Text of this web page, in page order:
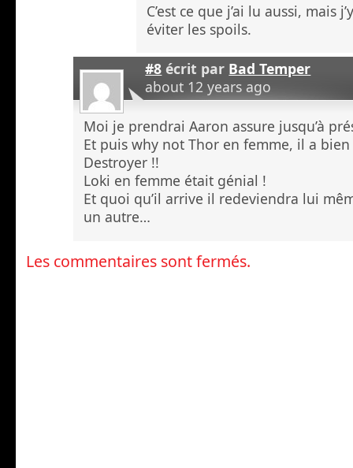
C’est ce que j’ai lu aussi, mais
éviter les spoils.
#8 écrit par Bad Temper
about 12 years ago
Moi je prendrai Aaron assure jusqu’à
Et puis why not Thor en femme, il a
Destroyer !!
Loki en femme était génial !
Et quoi qu’il arrive il redeviendra lui
un autre…
Les commentaires sont fermés.